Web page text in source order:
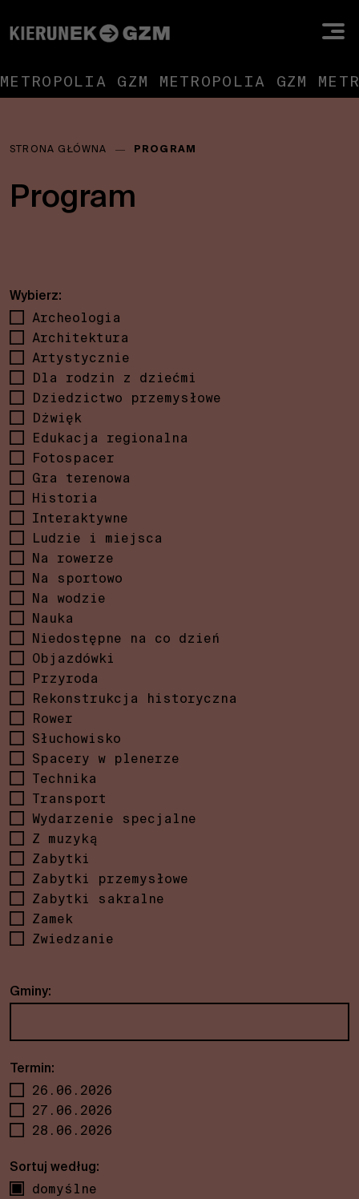
METROPOLIA GZM METROPOLIA GZM
tutaj:
STRONA GŁÓWNA ― PROGRAM
Program
Archeologia
Architektura
Artystycznie
Dla rodzin z dziećmi
Dziedzictwo przemysłowe
Dżwięk
Edukacja regionalna
Fotospacer
Gra terenowa
Historia
Interaktywne
Ludzie i miejsca
Na rowerze
Na sportowo
Na wodzie
Nauka
Niedostępne na co dzień
Objazdówki
Przyroda
Rekonstrukcja historyczna
Rower
Słuchowisko
Spacery w plenerze
Technika
Transport
Wydarzenie specjalne
Z muzyką
Zabytki
Zabytki przemysłowe
Zabytki sakralne
Zamek
Zwiedzanie
26.06.2026
27.06.2026
28.06.2026
domyślne